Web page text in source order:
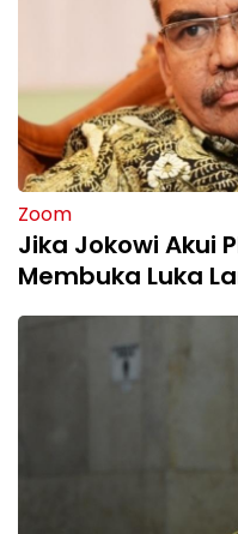
Zoom
Jika Jokowi Akui
Membuka Luka